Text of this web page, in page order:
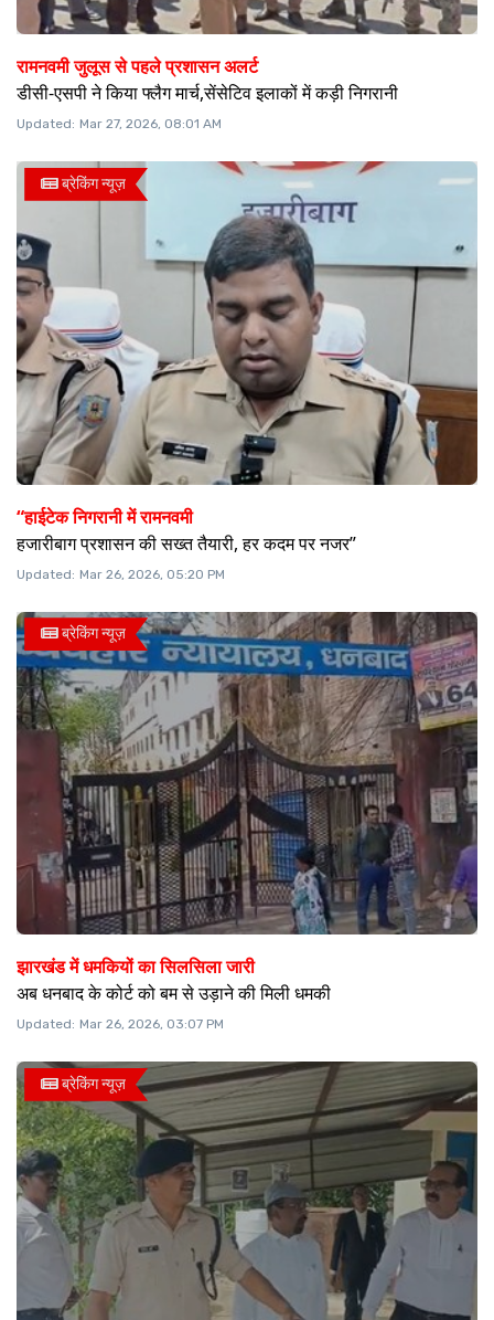
रामनवमी जुलूस से पहले प्रशासन अलर्ट
डीसी-एसपी ने किया फ्लैग मार्च,सेंसेटिव इलाकों में कड़ी निगरानी
Updated: Mar 27, 2026, 08:01 AM
ब्रेकिंग न्यूज़
“हाईटेक निगरानी में रामनवमी
हजारीबाग प्रशासन की सख्त तैयारी, हर कदम पर नजर”
Updated: Mar 26, 2026, 05:20 PM
ब्रेकिंग न्यूज़
झारखंड में धमकियों का सिलसिला जारी
अब धनबाद के कोर्ट को बम से उड़ाने की मिली धमकी
Updated: Mar 26, 2026, 03:07 PM
ब्रेकिंग न्यूज़